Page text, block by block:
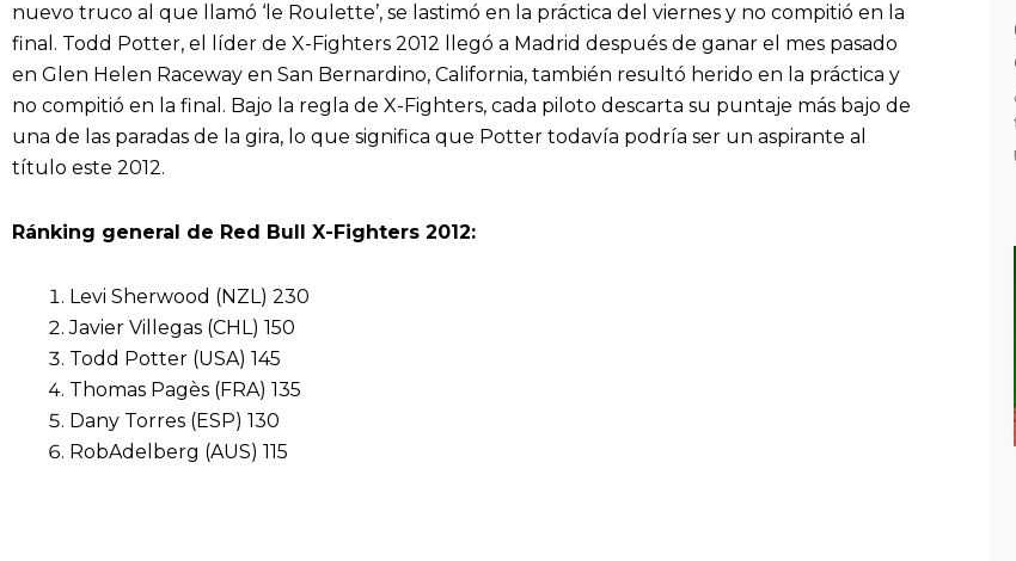
nuevo truco al que llamó ‘le Roulette’, se lastimó en la práctica del viernes y no compitió en la
final. Todd Potter, el líder de X-Fighters 2012 llegó a Madrid después de ganar el mes pasado
en Glen Helen Raceway en San Bernardino, California, también resultó herido en la práctica y
no compitió en la final. Bajo la regla de X-Fighters, cada piloto descarta su puntaje más bajo de
una de las paradas de la gira, lo que significa que Potter todavía podría ser un aspirante al
título este 2012.
Ránking general de Red Bull X-Fighters 2012:
Levi Sherwood (NZL) 230
Javier Villegas (CHL) 150
Todd Potter (USA) 145
Thomas Pagès (FRA) 135
Dany Torres (ESP) 130
RobAdelberg (AUS) 115